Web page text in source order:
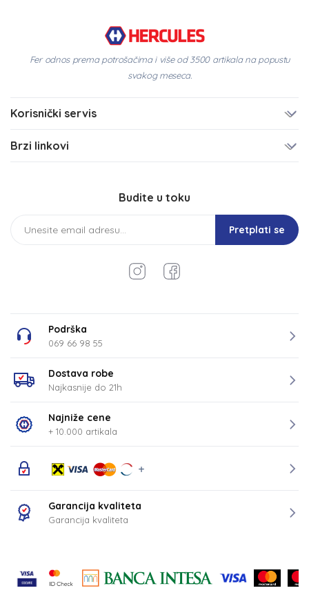
Fer odnos prema potrošačima i više od 3500 artikala na popustu
svakog meseca.
Korisnički servis
Brzi linkovi
Budite u toku
Pretplati se
Podrška
069 66 98 55
Dostava robe
Najkasnije do 21h
Najniže cene
+ 10.000 artikala
Garancija kvaliteta
Garancija kvaliteta